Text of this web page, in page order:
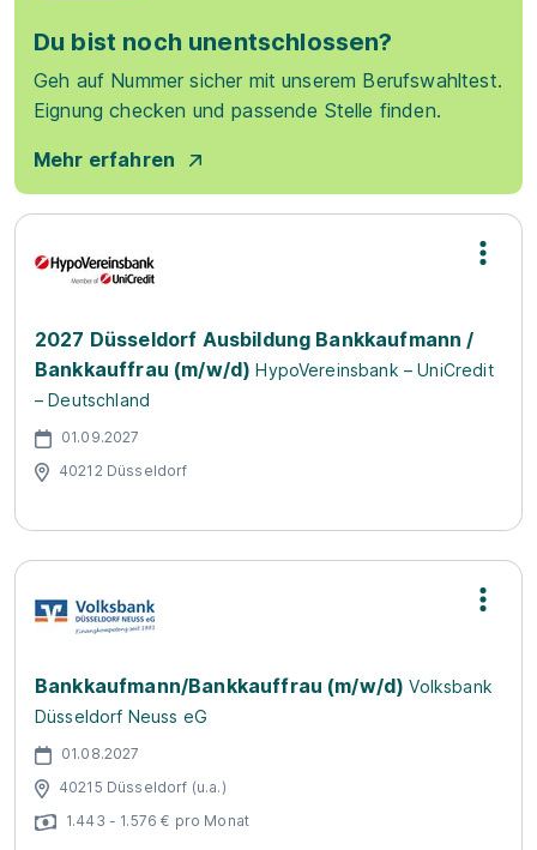
Du bist noch unentschlossen?
Geh auf Nummer sicher mit unserem Berufswahltest.
Eignung checken und passende Stelle finden.
Mehr erfahren
2027 Düsseldorf Ausbildung Bankkaufmann /
Bankkauffrau (m/w/d) HypoVereinsbank – UniCredit
– Deutschland
01.09.2027
40212 Düsseldorf
Bankkaufmann/Bankkauffrau (m/w/d) Volksbank
Düsseldorf Neuss eG
01.08.2027
40215 Düsseldorf (u.a.)
1.443 - 1.576 € pro Monat